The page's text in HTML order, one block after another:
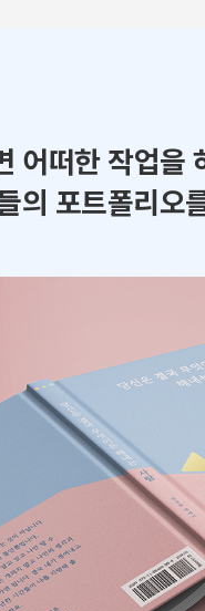
어떠한 작업을
의 포트폴리오